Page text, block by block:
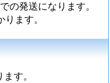
の発送になります。
ます。
す。